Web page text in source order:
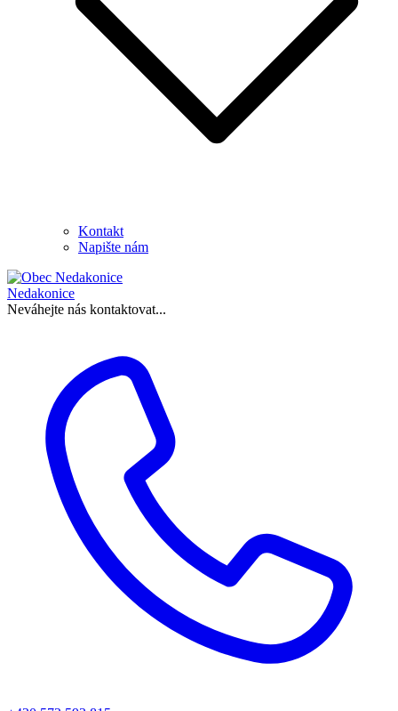
Kontakt
Napište nám
Nedakonice
Neváhejte nás kontaktovat...